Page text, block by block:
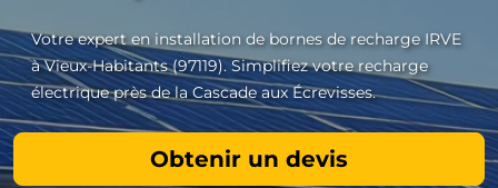
Votre expert en installation de bornes de recharge IRVE
à Vieux-Habitants (97119). Simplifiez votre recharge
électrique près de la Cascade aux Écrevisses.
Obtenir un devis